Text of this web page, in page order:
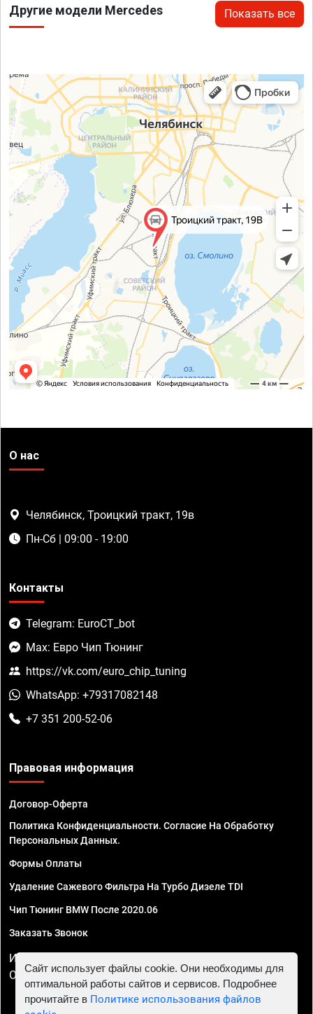
Другие модели Mercedes Показать все
О нас
Челябинск, Троицкий тракт, 19в
Пн-Сб | 09:00 - 19:00
Контакты
Telegram: EuroCT_bot
Max: Евро Чип Тюнинг
https://vk.com/euro_chip_tuning
WhatsApp: +79317082148
+7 351 200-52-06
Правовая информация
Договор-Оферта
Политика Конфиденциальности. Согласие На Обработку
Персональных Данных.
Формы Оплаты
Удаление Сажевого Фильтра На Турбо Дизеле TDI
Чип Тюнинг BMW После 2020.06
Заказать Звонок
ИП Смирнов Георгий Павлович. ИНН 781302555843,
ОГРНИП 324470400032610
Сайт использует файлы cookie. Они необходимы для
оптимальной работы сайтов и сервисов. Подробнее
прочитайте в Политике использования файлов